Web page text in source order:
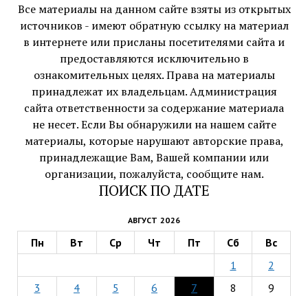
Все материалы на данном сайте взяты из открытых
источников - имеют обратную ссылку на материал
в интернете или присланы посетителями сайта и
предоставляются исключительно в
ознакомительных целях. Права на материалы
принадлежат их владельцам. Администрация
сайта ответственности за содержание материала
не несет. Если Вы обнаружили на нашем сайте
материалы, которые нарушают авторские права,
принадлежащие Вам, Вашей компании или
организации, пожалуйста, сообщите нам.
ПОИСК ПО ДАТЕ
АВГУСТ 2026
Пн Вт Ср Чт Пт Сб
Вс
1
2
3
4 5 6 7 8
9